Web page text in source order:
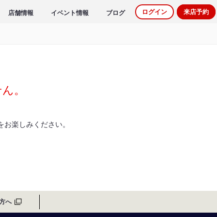
店舗情報 イベント情報 ブログ ログイン 来店予約
。
楽しみください。
へ